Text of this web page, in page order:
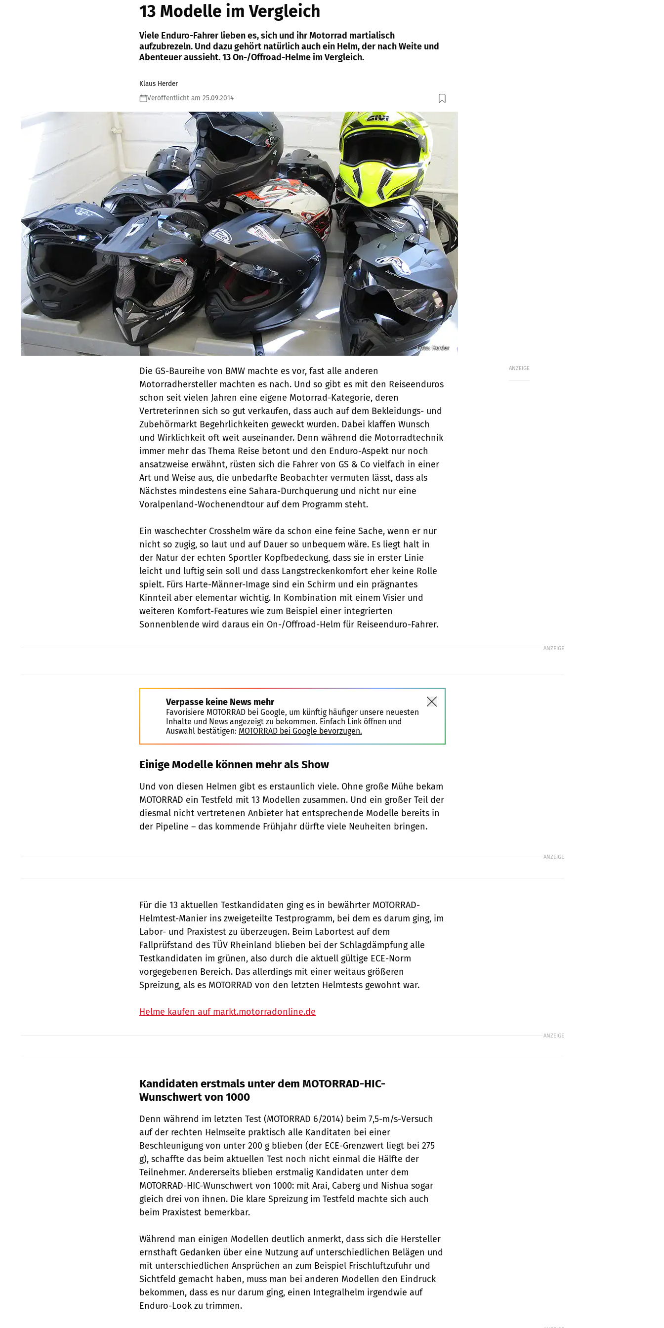
13 Modelle im Vergleich
Viele Enduro-Fahrer lieben es, sich und ihr Motorrad martialisch
aufzubrezeln. Und dazu gehört natürlich auch ein Helm, der nach Weite und
Abenteuer aussieht. 13 On-/Offroad-Helme im Vergleich.
Klaus Herder
Veröffentlicht am 25.09.2014
Foto: Herder
ANZEIGE
Die GS-Baureihe von BMW machte es vor, fast alle anderen
Motorradhersteller machten es nach. Und so gibt es mit den Reise­enduros
schon seit vielen Jahren eine eigene Motorrad-Kategorie, deren
Vertreterinnen sich so gut verkaufen, dass auch auf dem Bekleidungs- und
Zubehörmarkt Begehrlichkeiten geweckt wurden. Dabei klaffen Wunsch
und Wirklichkeit oft weit aus­einander. Denn während die Motorradtechnik
immer mehr das Thema Reise betont und den Enduro-Aspekt nur noch
ansatzweise erwähnt, rüsten sich die Fahrer von GS & Co vielfach in einer
Art und Weise aus, die unbedarfte Beobachter vermuten lässt, dass als
Nächstes mindestens eine Sahara-Durch­querung und nicht nur eine
Voralpenland-Wochenendtour auf dem Programm steht.
Ein waschechter Crosshelm wäre da schon eine feine Sache, wenn er nur
nicht so zugig, so laut und auf Dauer so unbequem wäre. Es liegt halt in
der Natur der echten Sportler Kopfbedeckung, dass sie in erster Linie
leicht und luftig sein soll und dass Langstreckenkomfort eher keine Rolle
spielt. Fürs Harte-Männer-Image sind ein Schirm und ein prägnantes
Kinnteil aber elementar wichtig. In Kombination mit einem Visier und
weiteren Komfort-Features wie zum Beispiel einer inte­grierten
Sonnenblende wird daraus ein On-/Offroad-Helm für Reiseenduro-Fahrer.
ANZEIGE
Verpasse keine News mehr
Favorisiere MOTORRAD bei Google, um künftig häufiger unsere neuesten
Inhalte und News angezeigt zu bekommen. Einfach Link öffnen und
Auswahl bestätigen: MOTORRAD bei Google bevorzugen.
Einige Modelle können mehr als Show
Und von diesen Helmen gibt es erstaunlich viele. Ohne große Mühe bekam
MOTORRAD ein Testfeld mit 13 Modellen zusammen. Und ein großer Teil der
diesmal nicht vertretenen Anbieter hat entsprechende Modelle bereits in
der Pipeline – das kommende Frühjahr dürfte viele Neuheiten bringen.
ANZEIGE
Für die 13 aktuellen Testkandidaten ging es in bewährter MOTORRAD-
Helmtest-Manier ins zweigeteilte Testprogramm, bei dem es ­darum ging, im
Labor- und Praxistest zu überzeugen. Beim Labortest auf dem
Fallprüfstand des TÜV Rheinland blieben bei der Schlagdämpfung alle
Testkandidaten im grünen, also durch die aktuell gültige ECE-Norm
vorgegebenen Bereich. Das allerdings mit einer weitaus größeren
Spreizung, als es MOTORRAD von den letzten Helmtests gewohnt war.
Helme kaufen auf markt.motorradonline.de
ANZEIGE
Kan­didaten erstmals unter dem MOTORRAD-HIC-
Wunschwert von 1000
Denn während im letzten Test (MOTORRAD 6/2014) beim 7,5-m/s-Versuch
auf der rechten Helmseite praktisch alle Kanditaten bei einer
Beschleunigung von unter 200 g blieben (der ECE-Grenzwert liegt bei 275
g), schaffte das beim aktuellen Test noch nicht einmal die Hälfte der
Teilnehmer. Andererseits blieben erstmalig Kan­didaten unter dem
MOTORRAD-HIC-Wunschwert von 1000: mit Arai, Caberg und Nishua sogar
gleich drei von ihnen. Die klare Spreizung im Testfeld machte sich auch
beim Praxistest bemerkbar.
Während man einigen Modellen deutlich anmerkt, dass sich die Hersteller
ernsthaft Gedanken über eine Nutzung auf unterschiedlichen Belägen und
mit unterschiedlichen Ansprüchen an zum Beispiel Frischluftzufuhr und
Sichtfeld gemacht haben, muss man bei anderen Modellen den Eindruck
bekommen, dass es nur darum ging, einen Integralhelm irgendwie auf
Enduro-Look zu trimmen.